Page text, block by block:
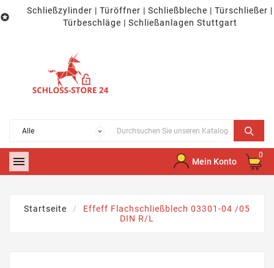

Schließzylinder | Türöffner | Schließbleche | Türschließer |
Türbeschläge | Schließanlagen Stuttgart
 Mein Konto
0
Startseite
Effeff Flachschließblech 03301-04 /05
DIN R/L